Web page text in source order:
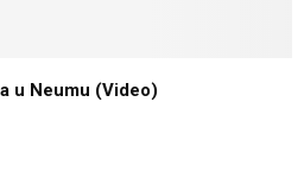
u Neumu (Video)